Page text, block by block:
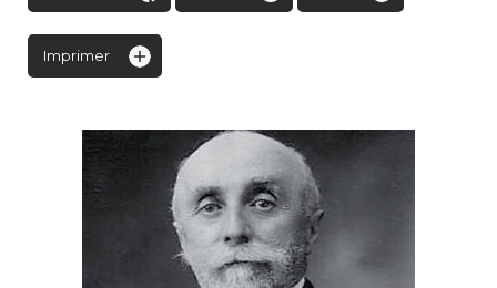
Imprimer